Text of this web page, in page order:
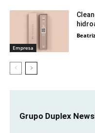
Empresa
Grupo Duplex